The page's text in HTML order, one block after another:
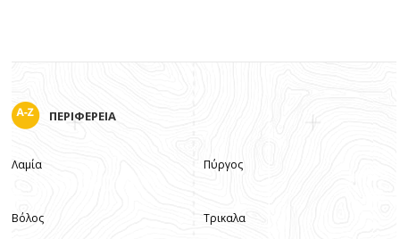
ΠΕΡΙΦΕΡΕΙΑ
Λαμία
Βόλος
Πύργος
Τρικαλα